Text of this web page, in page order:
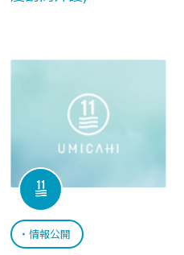
情報公開